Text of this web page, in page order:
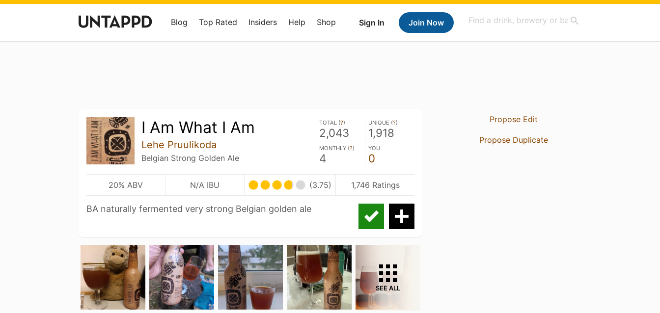
Sign In Join Now
Blog Top Rated Insiders Help Shop
I Am What I Am
Lehe Pruulikoda
Belgian Strong Golden Ale
TOTAL (?)
2,043
UNIQUE (?)
1,918
MONTHLY (?)
4
YOU
0
20% ABV N/A IBU (3.75) 1,746 Ratings
BA naturally fermented very strong Belgian golden ale
SEE ALL
Propose Edit
Propose Duplicate